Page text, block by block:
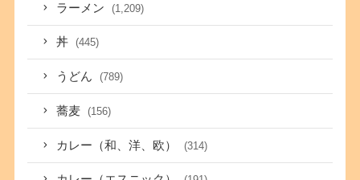
ラーメン (1,209)
丼 (445)
うどん (789)
蕎麦 (156)
カレー（和、洋、欧） (314)